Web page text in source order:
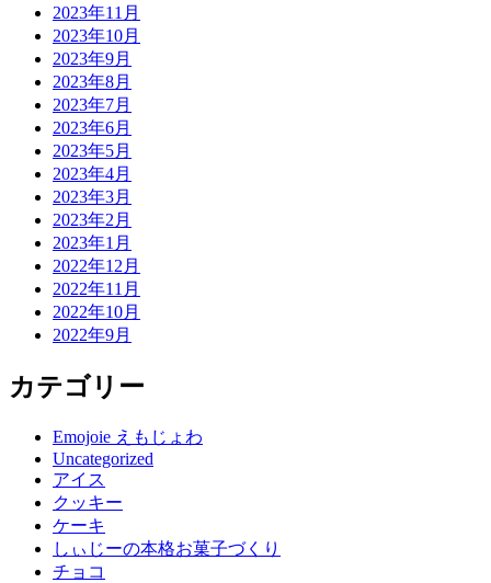
2023年11月
2023年10月
2023年9月
2023年8月
2023年7月
2023年6月
2023年5月
2023年4月
2023年3月
2023年2月
2023年1月
2022年12月
2022年11月
2022年10月
2022年9月
カテゴリー
Emojoie えもじょわ
Uncategorized
アイス
クッキー
ケーキ
しぃじーの本格お菓子づくり
チョコ